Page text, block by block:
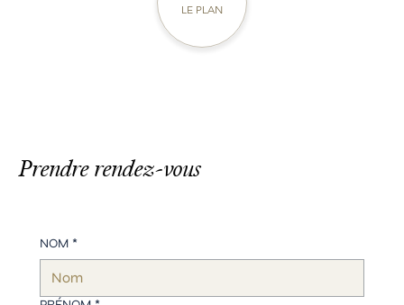
LE PLAN
Prendre rendez-vous
NOM *